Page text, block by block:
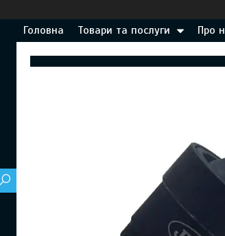
Головна Товари та послуги Про